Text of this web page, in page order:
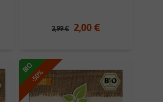
3,99 € 2,00 €
-50%
BIO